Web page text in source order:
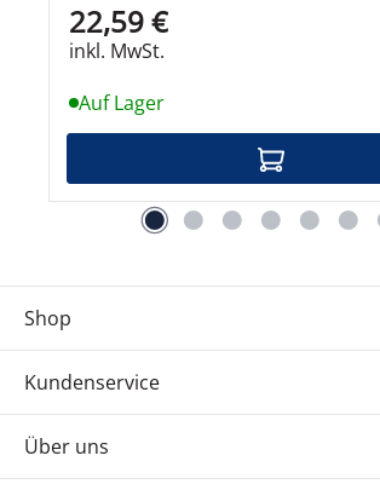
22,59 €
inkl. MwSt.
Auf Lager
Shop
Kundenservice
Über uns